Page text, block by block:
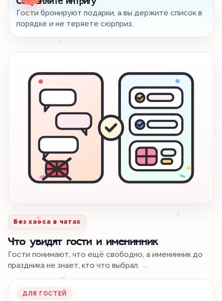
Сохраняйте интригу
Гости бронируют подарки, а вы держите список в
порядке и не теряете сюрприз.
Без хаоса в чатах
Что увидят гости и именинник
Гости понимают, что ещё свободно, а именинник до
праздника не знает, кто что выбрал.
ДЛЯ ГОСТЕЙ